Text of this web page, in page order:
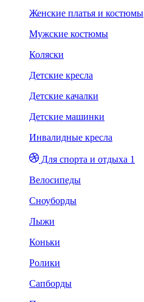
Женские платья и костюмы
Мужские костюмы
Коляски
Детские кресла
Детские качалки
Детские машинки
Инвалидные кресла
Для спорта и отдыха 1
Велосипеды
Сноуборды
Лыжи
Коньки
Ролики
Сапборды